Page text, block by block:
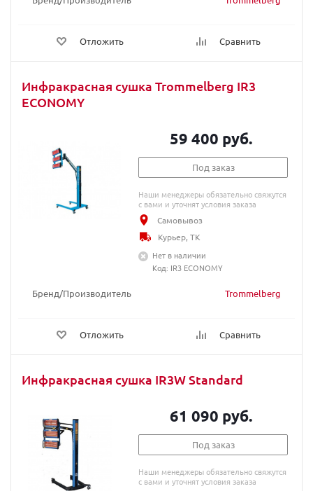
Отложить Сравнить
Инфракрасная сушка Trommelberg IR3
ECONOMY
Бренд/Производитель Trommelberg
Отложить Сравнить
59 400 руб.
Под заказ
Наши менеджеры обязательно свяжутся
с вами и уточнят условия заказа
Самовывоз
Курьер, ТК
Нет в наличии
Код: IR3 ECONOMY
Инфракрасная сушка IR3W Standard
61 090 руб.
Под заказ
Наши менеджеры обязательно свяжутся
с вами и уточнят условия заказа